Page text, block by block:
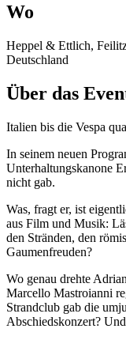
Wo
Heppel & Ettlich,
Deutschland
Über das
Italien bis die Vespa
In seinem neuen
Unterhaltungskanone
nicht gab.
Was, fragt er, ist
aus Film und Musik:
den Stränden, den
Gaumenfreuden?
Wo genau drehte
Marcello Mastroianni
Strandclub gab die
Abschiedskonzert?